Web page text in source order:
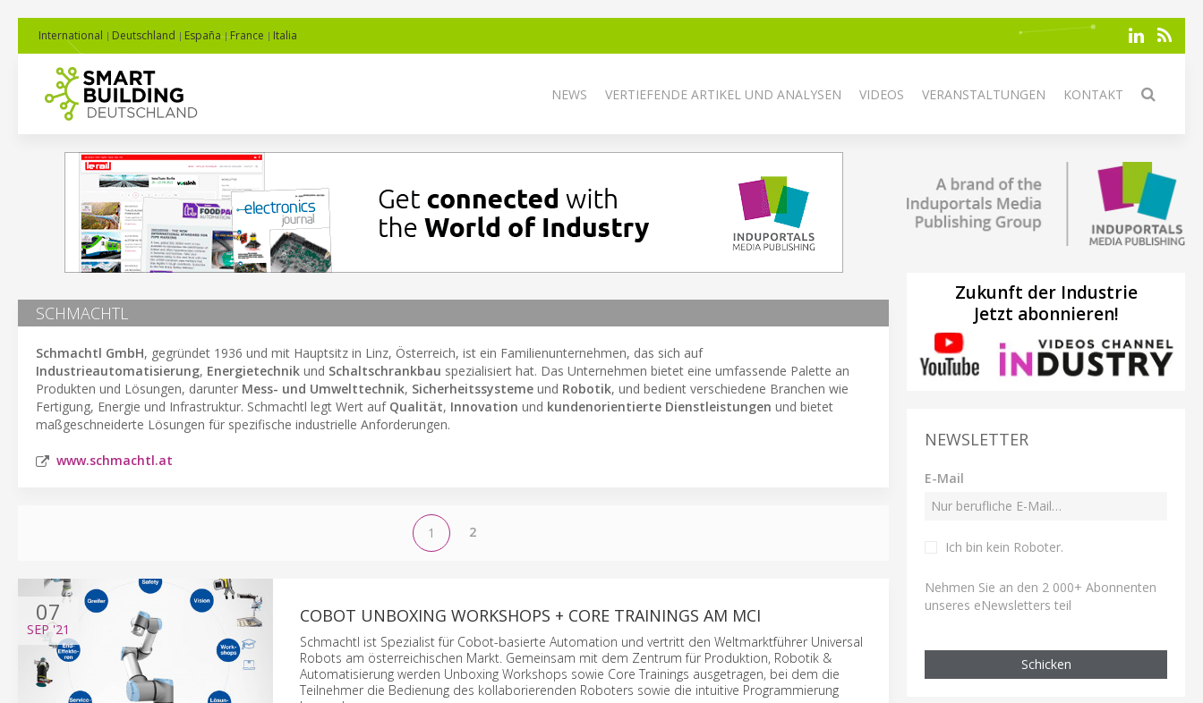
International Deutschland España France Italia
NEWS VERTIEFENDE ARTIKEL UND ANALYSEN VIDEOS VERANSTALTUNGEN KONTAKT
SCHMACHTL
Schmachtl GmbH, gegründet 1936 und mit Hauptsitz in Linz, Österreich, ist ein Familienunternehmen, das sich auf
Industrieautomatisierung, Energietechnik und Schaltschrankbau spezialisiert hat. Das Unternehmen bietet eine umfassende Palette an
Produkten und Lösungen, darunter Mess- und Umwelttechnik, Sicherheitssysteme und Robotik, und bedient verschiedene Branchen wie
Fertigung, Energie und Infrastruktur. Schmachtl legt Wert auf Qualität, Innovation und kundenorientierte Dienstleistungen und bietet
maßgeschneiderte Lösungen für spezifische industrielle Anforderungen.
www.schmachtl.at
1 2
07
SEP'21
COBOT UNBOXING WORKSHOPS + CORE TRAININGS AM MCI
Schmachtl ist Spezialist für Cobot-basierte Automation und vertritt den Weltmarktführer Universal
Robots am österreichischen Markt. Gemeinsam mit dem Zentrum für Produktion, Robotik &
Automatisierung werden Unboxing Workshops sowie Core Trainings ausgetragen, bei dem die
Teilnehmer die Bedienung des kollaborierenden Roboters sowie die intuitive Programmierung
Zukunft der Industrie
Jetzt abonnieren!
NEWSLETTER
E-Mail
Ich bin kein Roboter.
Nehmen Sie an den 2 000+ Abonnenten
unseres eNewsletters teil
Schicken